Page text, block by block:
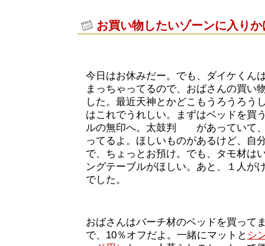
お買い物したいゾーンに入り
今日はお休みだー。でも、ダイケくん
まっちゃってるので、おばさんの買い
した。最近天神とかどこもうろうろう
はこれでうれしい。まずはベッドを買
ルの無印へ。太鼓判 があっていて、
ってるよ。ほしいものがあるけど、自
で、ちょっとお預け。でも、タモ材は
ングテーブルがほしい。あと、１人が
でした。
おばさんはバーチ材のベッドを買って
で、10％オフだよ。一緒にマットと シ